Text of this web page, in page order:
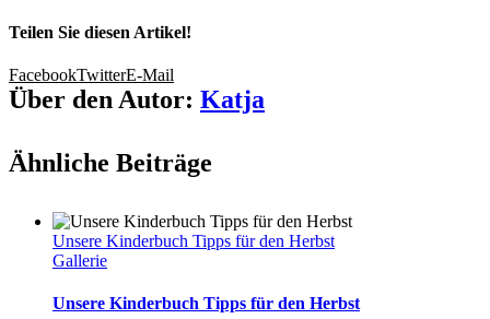
Teilen Sie diesen Artikel!
FacebookTwitterE-Mail
Über den Autor: Katja
Ähnliche Beiträge
Unsere Kinderbuch Tipps für den Herbst
Gallerie
Unsere Kinderbuch Tipps für den Herbst